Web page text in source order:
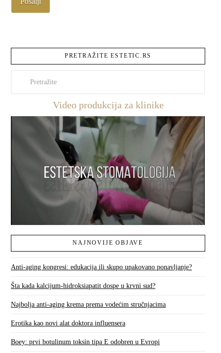
PRETRAŽITE ESTETIC.RS
Video produkcija za klinike
NAJNOVIJE OBJAVE
Anti-aging kongresi: edukacija ili skupo upakovano ponavljanje?
Šta kada kalcijum-hidroksiapatit dospe u krvni sud?
Najbolja anti-aging krema prema vodećim stručnjacima
Erotika kao novi alat doktora influensera
Boey: prvi botulinum toksin tipa E odobren u Evropi